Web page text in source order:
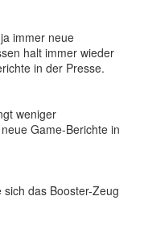
immer neue
halt immer wieder
in der Presse.
weniger
Game-Berichte in
das Booster-Zeug